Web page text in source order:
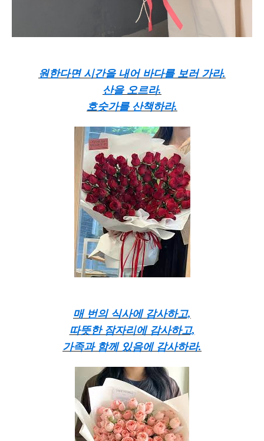
원한다면 시간을 내어 바다를 보러 가라.
산을 오르라.
호숫가를 산책하라.
매 번의 식사에 감사하고,
따뜻한 잠자리에 감사하고,
가족과 함께 있음에 감사하라.